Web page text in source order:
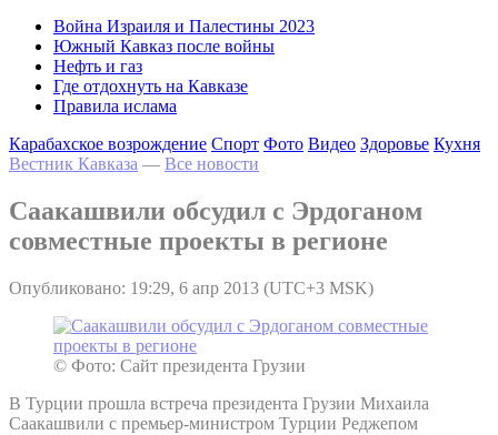
Война Израиля и Палестины 2023
Южный Кавказ после войны
Нефть и газ
Где отдохнуть на Кавказе
Правила ислама
Карабахское возрождение Спорт Фото Видео Здоровье Кухня
Вестник Кавказа — Все новости
Саакашвили обсудил с Эрдоганом
совместные проекты в регионе
Опубликовано: 19:29, 6 апр 2013 (UTC+3 MSK)
© Фото: Сайт президента Грузии
В Турции прошла встреча президента Грузии Михаила
Саакашвили с премьер-министром Турции Реджепом